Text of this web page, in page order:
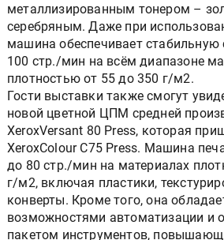
металлизированным тонером –
серебряным. Даже при
машина обеспечивает стабильную
100 стр./мин на всём диапазоне
плотностью от 55 до 350 г/м2.
Гости выставки также смогут
новой цветной ЦПМ средней
XeroxVersant 80 Press, которая
XeroxColour С75 Press. Машина
до 80 стр./мин на материалах
г/м2, включая пластики,
конверты. Кроме того, она
возможностями автоматизации
пакетом инструментов,